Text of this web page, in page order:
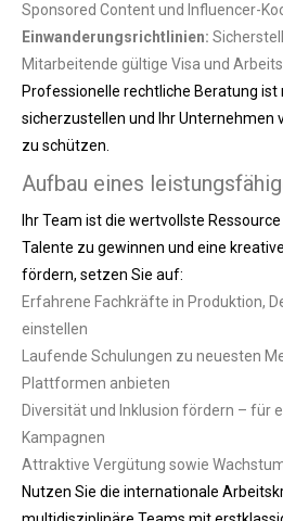
Sponsored Content und Influencer-
Einwanderungsrichtlinien:
Mitarbeitende gültige Visa und
Professionelle rechtliche Beratung
sicherzustellen und Ihr Unternehmen
zu schützen.
Aufbau eines
Ihr Team ist die wertvollste
Talente zu gewinnen und eine
fördern, setzen Sie auf:
Erfahrene Fachkräfte in Produktion,
einstellen
Laufende Schulungen zu neuesten
Plattformen anbieten
Diversität und Inklusion fördern – für
Kampagnen
Attraktive Vergütung sowie
Nutzen Sie die internationale